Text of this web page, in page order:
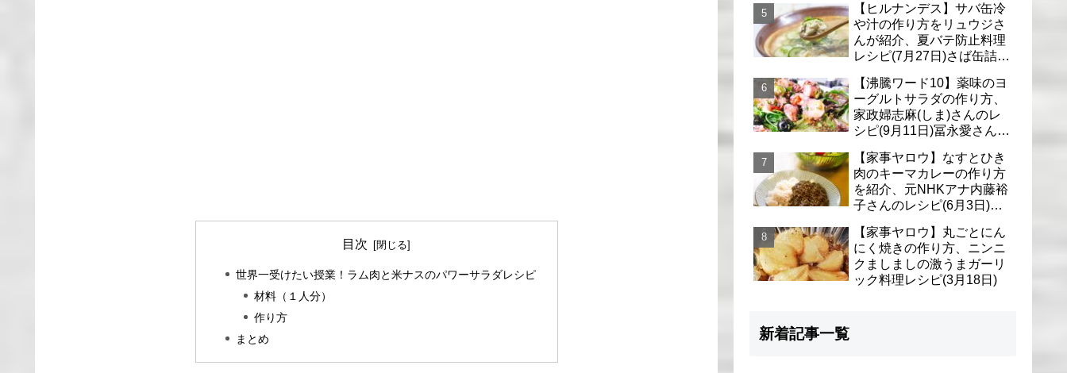
目次
世界一受けたい授業！ラム肉と米ナスのパワーサラダレシピ
材料（１人分）
作り方
まとめ
【ヒルナンデス】サバ缶冷
や汁の作り方をリュウジさ
んが紹介、夏バテ防止料理
レシピ(7月27日)さば缶詰で
【沸騰ワード10】薬味のヨ
ーグルトサラダの作り方、
家政婦志麻(しま)さんのレ
シピ(9月11日)冨永愛さん＆
【家事ヤロウ】なすとひき
肉のキーマカレーの作り方
を紹介、元NHKアナ内藤裕
子さんのレシピ(6月3日)リ
【家事ヤロウ】丸ごとにん
にく焼きの作り方、ニンニ
クましましの激うまガーリ
ック料理レシピ(3月18日)
新着記事一覧